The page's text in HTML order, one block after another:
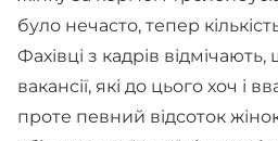
було нечасто, тепер
Фахівці з кадрів
вакансії, які до цього хоч і
проте певний відсоток